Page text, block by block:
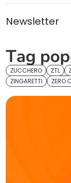
Newsletter
Tag
ZUCCHERO ZTL
ZINGARETTI
ZERO